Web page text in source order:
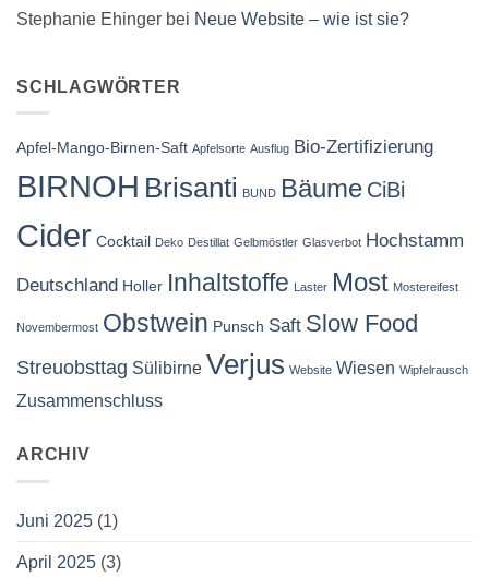
Stephanie Ehinger bei Neue Website – wie ist sie?
SCHLAGWÖRTER
Apfel-Mango-Birnen-Saft Apfelsorte Ausflug Bio-Zertifizierung
BIRNOH Brisanti BUND Bäume CiBi
Cider Cocktail Deko Destillat Gelbmöstler Glasverbot Hochstamm
Deutschland Holler Inhaltstoffe Laster Most Mostereifest
Novembermost Obstwein Punsch Saft Slow Food
Streuobsttag Sülibirne Verjus Website Wiesen Wipfelrausch
Zusammenschluss
ARCHIV
Juni 2025 (1)
April 2025 (3)